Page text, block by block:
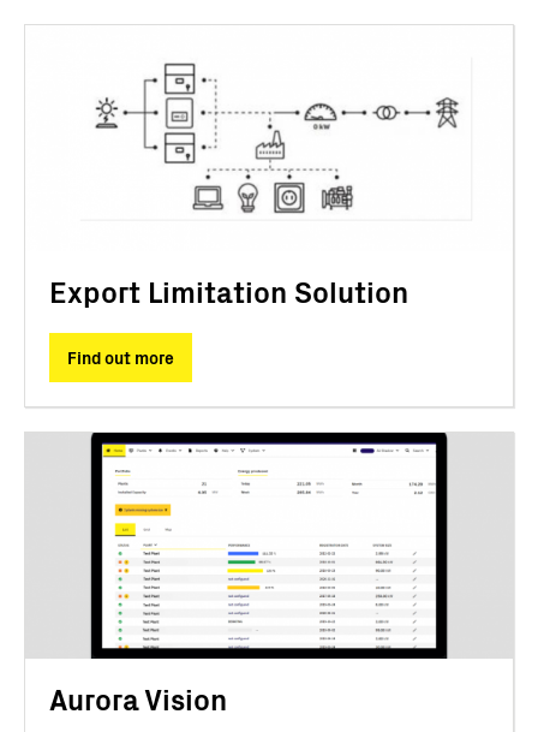
Export Limitation Solution
Find out more
Aurora Vision